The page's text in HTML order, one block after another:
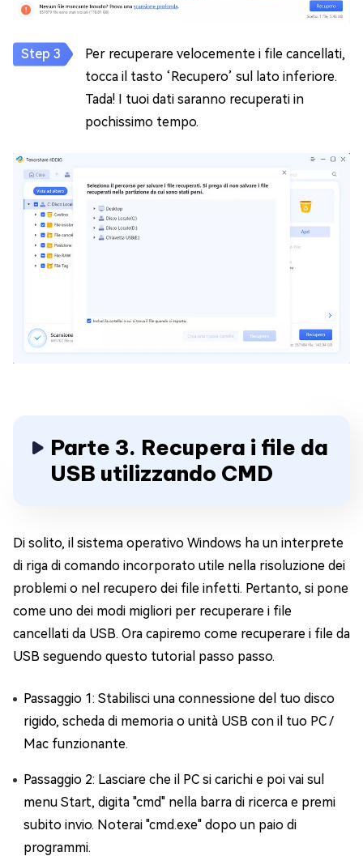
Per recuperare velocemente i file cancellati,
tocca il tasto ‘Recupero’ sul lato inferiore.
Tada! I tuoi dati saranno recuperati in
pochissimo tempo.
Parte 3. Recupera i file da
USB utilizzando CMD
Di solito, il sistema operativo Windows ha un interprete
di riga di comando incorporato utile nella risoluzione dei
problemi o nel recupero dei file infetti. Pertanto, si pone
come uno dei modi migliori per recuperare i file
cancellati da USB. Ora capiremo come recuperare i file da
USB seguendo questo tutorial passo passo.
Passaggio 1: Stabilisci una connessione del tuo disco
rigido, scheda di memoria o unità USB con il tuo PC /
Mac funzionante.
Passaggio 2: Lasciare che il PC si carichi e poi vai sul
menu Start, digita "cmd" nella barra di ricerca e premi
subito invio. Noterai "cmd.exe" dopo un paio di
programmi.